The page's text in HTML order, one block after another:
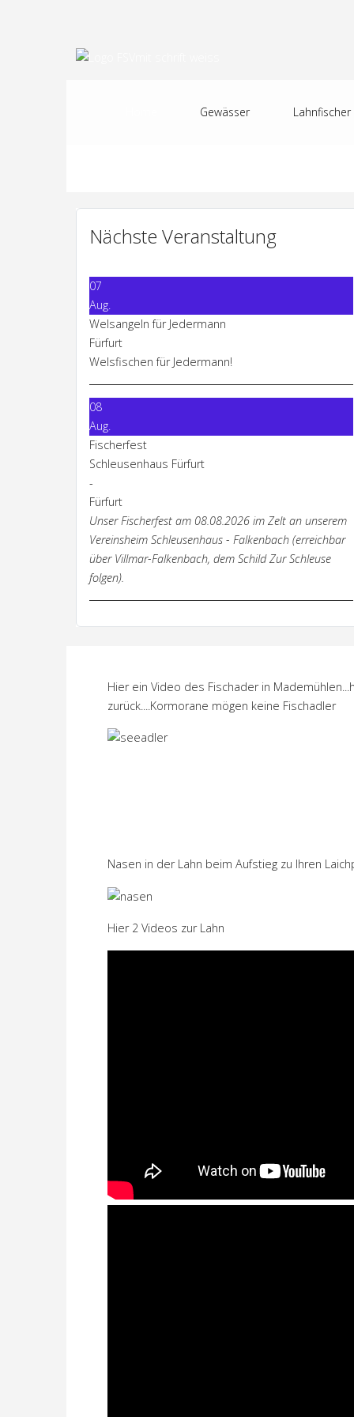
Gewässer Lahnfischer
Nächste Veranstaltung
07
Aug.
Welsangeln für Jedermann
Fürfurt
Welsfischen für Jedermann!
08
Aug.
Fischerfest
Schleusenhaus Fürfurt
-
Fürfurt
Unser Fischerfest am 08.08.2026 im Zelt an unserem
Vereinsheim Schleusenhaus - Falkenbach (erreichbar
über Villmar-Falkenbach, dem Schild Zur Schleuse
folgen).
Hier ein Video des Fischader in
zurück....Kormorane mögen keine Fischadler
Nasen in der Lahn beim Aufstieg zu Ihren
Hier 2 Videos zur Lahn